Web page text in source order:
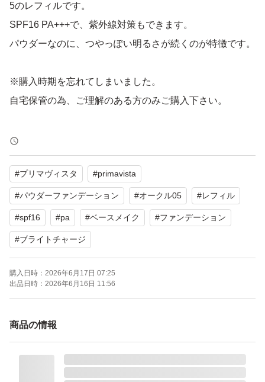
5のレフィルです。
SPF16 PA+++で、紫外線対策もできます。
パウダーなのに、つやっぽい明るさが続くのが特徴です。
※購入時期を忘れてしまいました。
自宅保管の為、ご理解のある方のみご購入下さい。
【ブランド】Primavista
【商品名】ブライトチャージ パウダーファンデーション
【カラー】オークル05
【タイプ】レフィル
【SPF/PA】SPF16 PA+++
【商品の状態】未使用
よろしくお願いいたします。
#プリマヴィスタ #primavista
#パウダーファンデーション #オークル05 #レフィル
#spf16 #pa #ベースメイク #ファンデーション
#ブライトチャージ
購入日時： 2026年6月17日 07:25
出品日時： 2026年6月16日 11:56
商品の情報